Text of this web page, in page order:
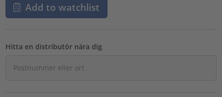
Add to watchlist
Hitta en distributör nära dig